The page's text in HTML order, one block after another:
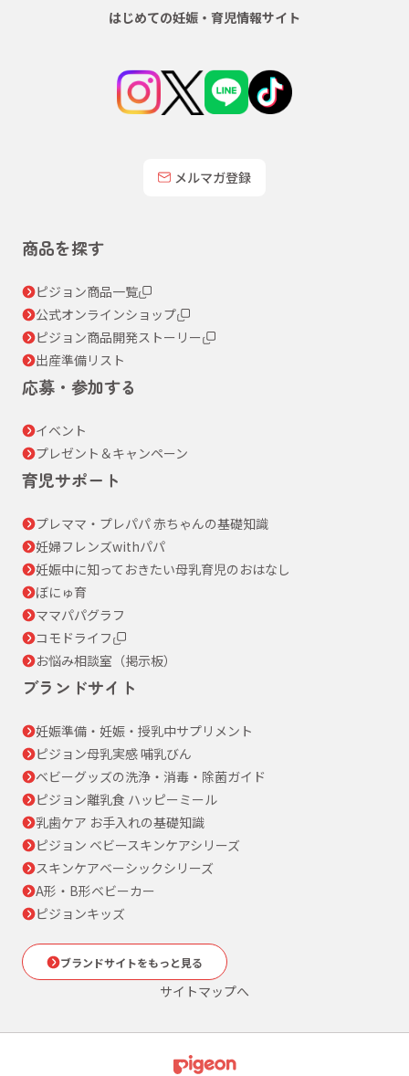
はじめての妊娠・育児情報サイト
メルマガ登録
商品を探す
ピジョン商品一覧
公式オンラインショップ
ピジョン商品開発ストーリー
出産準備リスト
応募・参加する
イベント
プレゼント＆キャンペーン
育児サポート
プレママ・プレパパ 赤ちゃんの基礎知識
妊婦フレンズwithパパ
妊娠中に知っておきたい母乳育児のおはなし
ぼにゅ育
ママパパグラフ
コモドライフ
お悩み相談室（掲示板）
ブランドサイト
妊娠準備・妊娠・授乳中サプリメント
ピジョン母乳実感 哺乳びん
ベビーグッズの洗浄・消毒・除菌ガイド
ピジョン離乳食 ハッピーミール
乳歯ケア お手入れの基礎知識
ピジョン ベビースキンケアシリーズ
スキンケアベーシックシリーズ
A形・B形ベビーカー
ピジョンキッズ
ブランドサイトをもっと見る
サイトマップへ